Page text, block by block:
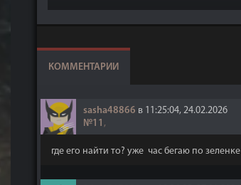
КОММЕНТАРИИ
sasha48866 в 11:25:04, 24.02.2026
№11 ,
где его найти то? уже час бегаю по зеленке